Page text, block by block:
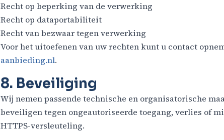
Recht op beperking van de verwerking
Recht op dataportabiliteit
Recht van bezwaar tegen verwerking
Voor het uitoefenen van uw rechten kunt u contact
aanbieding.nl.
8. Beveiliging
Wij nemen passende technische en organisatorische
beveiligen tegen ongeautoriseerde toegang, verlies of
HTTPS-versleuteling.